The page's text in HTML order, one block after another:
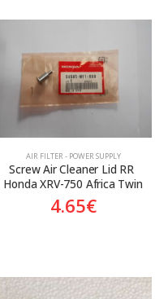
AIR FILTER - POWER SUPPLY
Screw Air Cleaner Lid RR
Honda XRV-750 Africa Twin
4.65€